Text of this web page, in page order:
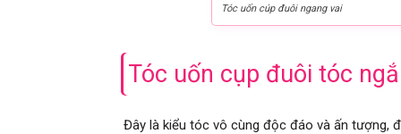
Tóc uốn cúp đuôi ngang vai
Tóc uốn cụp đuôi tóc
Đây là kiểu tóc vô cùng độc đáo và ấn tượng,